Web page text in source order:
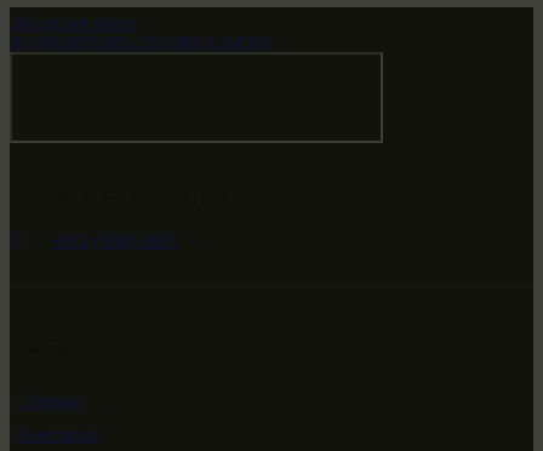
Звездные врата
НАШ МИР ВЧЕРА СЕГОДНЯ И ЗАВТРА
+682 (000) 0001
Главная
Выставки